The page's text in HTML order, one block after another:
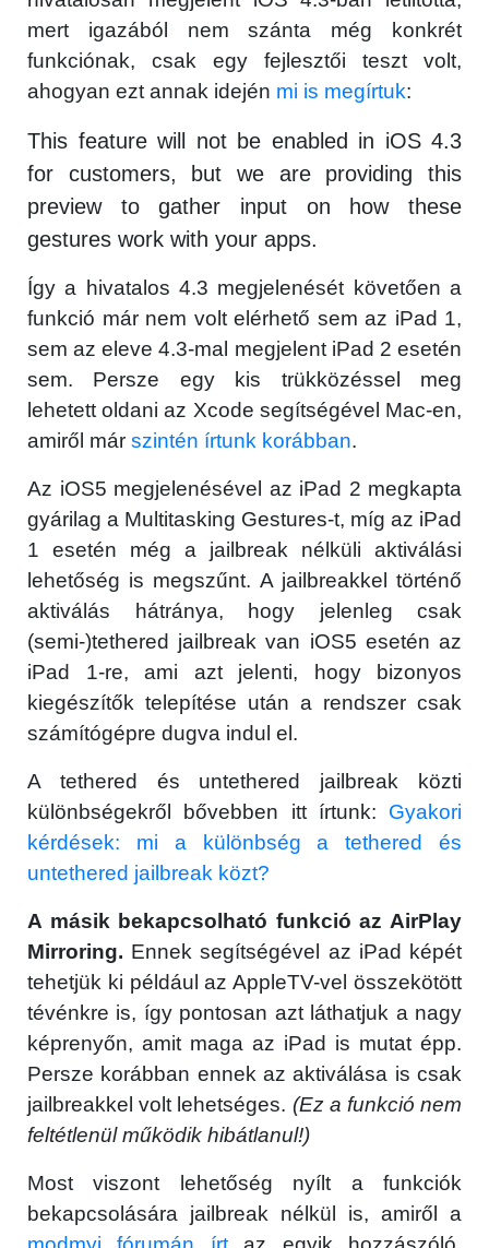
mert igazából nem szánta még konkrét
funkciónak, csak egy fejlesztői teszt volt,
ahogyan ezt annak idején mi is megírtuk:
This feature will not be enabled in iOS 4.3
for customers, but we are providing this
preview to gather input on how these
gestures work with your apps.
Így a hivatalos 4.3 megjelenését követően a
funkció már nem volt elérhető sem az iPad 1,
sem az eleve 4.3-mal megjelent iPad 2 esetén
sem. Persze egy kis trükközéssel meg
lehetett oldani az Xcode segítségével Mac-en,
amiről már szintén írtunk korábban.
Az iOS5 megjelenésével az iPad 2 megkapta
gyárilag a Multitasking Gestures-t, míg az iPad
1 esetén még a jailbreak nélküli aktiválási
lehetőség is megszűnt. A jailbreakkel történő
aktiválás hátránya, hogy jelenleg csak
(semi-)tethered jailbreak van iOS5 esetén az
iPad 1-re, ami azt jelenti, hogy bizonyos
kiegészítők telepítése után a rendszer csak
számítógépre dugva indul el.
A tethered és untethered jailbreak közti
különbségekről bővebben itt írtunk: Gyakori
kérdések: mi a különbség a tethered és
untethered jailbreak közt?
A másik bekapcsolható funkció az AirPlay
Mirroring. Ennek segítségével az iPad képét
tehetjük ki például az AppleTV-vel összekötött
tévénkre is, így pontosan azt láthatjuk a nagy
képrenyőn, amit maga az iPad is mutat épp.
Persze korábban ennek az aktiválása is csak
jailbreakkel volt lehetséges. (Ez a funkció nem
feltétlenül működik hibátlanul!)
Most viszont lehetőség nyílt a funkciók
bekapcsolására jailbreak nélkül is, amiről a